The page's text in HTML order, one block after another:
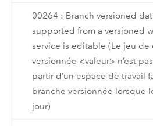
00264 : Branch versioned
supported from a versioned
service is editable (Le jeu
versionnée <valeur> n’est
partir d’un espace de travail
branche versionnée lorsque
jour)